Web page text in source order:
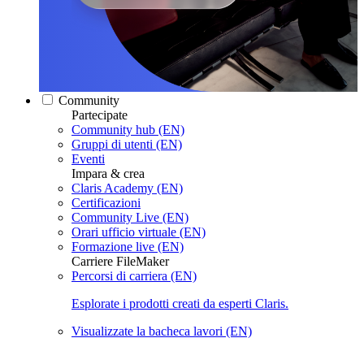
Community
Partecipate
Community hub (EN)
Gruppi di utenti (EN)
Eventi
Impara & crea
Claris Academy (EN)
Certificazioni
Community Live (EN)
Orari ufficio virtuale (EN)
Formazione live (EN)
Carriere FileMaker
Percorsi di carriera (EN)
Esplorate i prodotti creati da esperti Claris.
Visualizzate la bacheca lavori (EN)